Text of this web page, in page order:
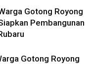
Gotong Royong
Pembangunan
Gotong Royong